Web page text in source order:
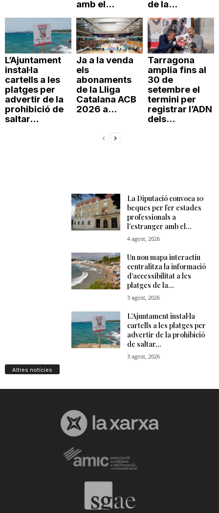
amb el...
de la...
L’Ajuntament
instal·la
cartells a les
platges per
advertir de la
prohibició de
saltar...
Ja a la venda
els
abonaments
de la Lliga
Catalana ACB
2026 a...
Tarragona
amplia fins al
30 de
setembre el
termini per
registrar l’ADN
dels...
Altres notícies